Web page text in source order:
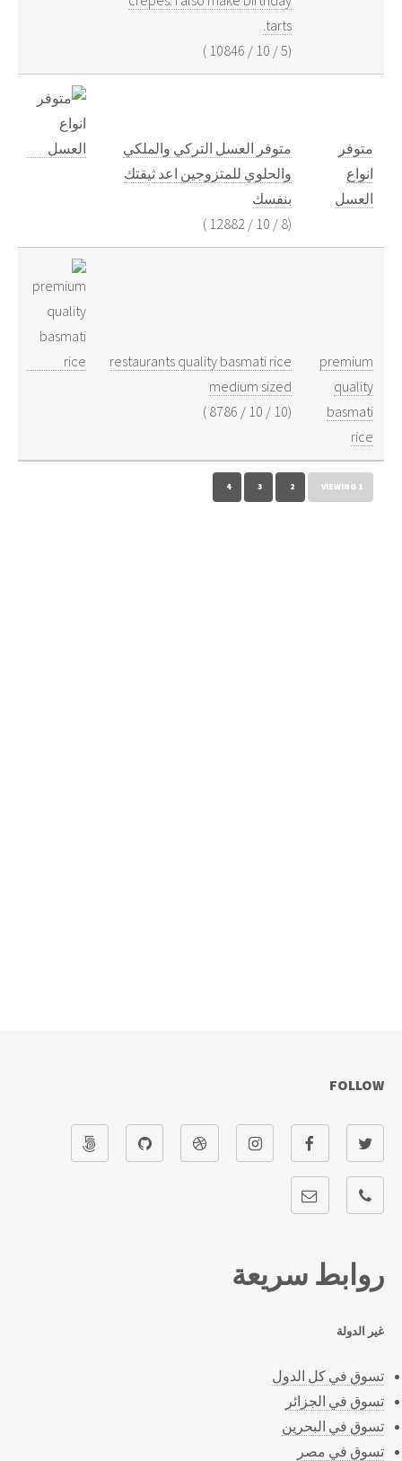
tarts.
(
5
/
10
/
10846
)
متوفر
انواع
العسل
متوفر العسل التركي والملكي
والحلوي للمتزوجين اعد ثيقتك
بنفسك
(
8
/
10
/
12882
)
premium
quality
basmati
rice
restaurants quality basmati rice
medium sized
(
10
/
10
/
8786
)
VIEWING 1
2
3
4
روابط سريعة
غير الدولة
تسوق في كل الدول
تسوق في الجزائر
تسوق في البحرين
تسوق في مصر
FOLLOW